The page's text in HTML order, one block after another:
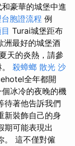
豪華的城堡中進
胞證流程 例
Turai城堡距布
洲最好的城堡酒
天的炎熱，請參
殺蟑螂 散光 沙
全年都開
冰冷的夜晚的機
待著他告訴我們
新裝飾自己的身
期可能表現出
。 這不僅對僱